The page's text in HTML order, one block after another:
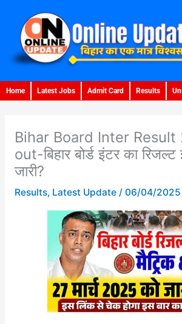
content
Home Latest Jobs Admit Card Results
Bihar Board Inter Result
out-बिहार बोर्ड इंटर का रिजल्ट
जारी?
Results, Latest Update/ 06/04/2025